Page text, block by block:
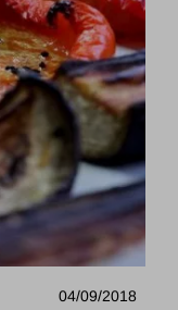
04/09/2018